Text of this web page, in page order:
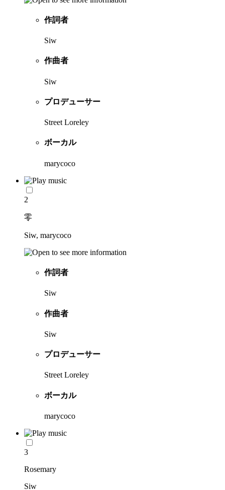
作詞者
Siw
作曲者
Siw
プロデューサー
Street Loreley
ボーカル
marycoco
2
零
Siw, marycoco
作詞者
Siw
作曲者
Siw
プロデューサー
Street Loreley
ボーカル
marycoco
3
Rosemary
Siw